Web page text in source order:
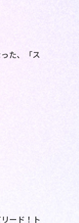
た、「ス
ード！ト